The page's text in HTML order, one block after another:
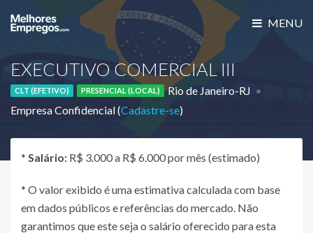
MENU
EXECUTIVO COMERCIAL III
CLT (EFETIVO) PRESENCIAL (LOCAL)
Rio de Janeiro-RJ
Empresa Confidencial (Cadastre-se)
* Salário: R$ 3.000 a R$ 6.000 por mês (estimado)
* O valor exibido é uma estimativa calculada com base
em dados públicos e referências do mercado. Não
garantimos que este seja o salário oferecido para esta